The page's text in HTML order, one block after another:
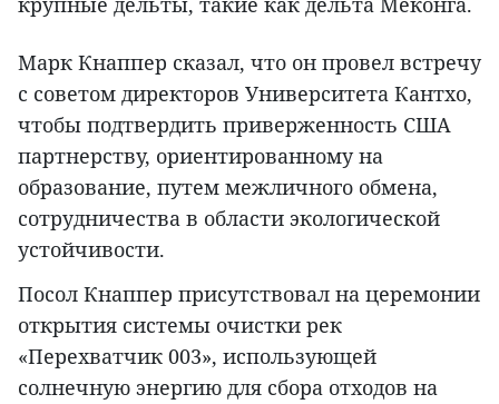
Марк Кнаппер сказал, что он провел встречу
с советом директоров Университета Кантхо,
чтобы подтвердить приверженность США
партнерству, ориентированному на
образование, путем межличного обмена,
сотрудничества в области экологической
устойчивости.
Посол Кнаппер присутствовал на церемонии
открытия системы очистки рек
«Перехватчик 003», использующей
солнечную энергию для сбора отходов на